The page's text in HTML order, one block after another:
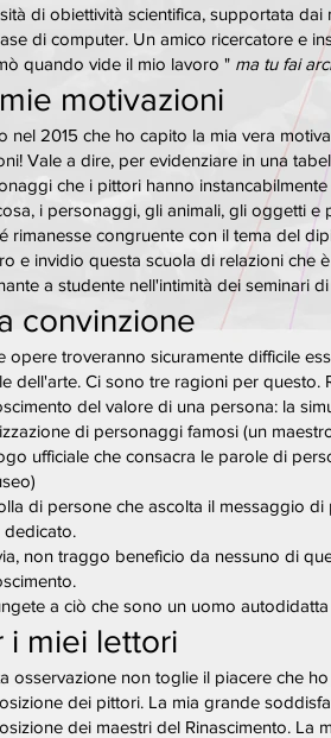
di obiettività scientifica, supportata
di computer. Un amico ricercatore e
quando vide il mio lavoro " ma tu fai
motivazioni
nel 2015 che ho capito la mia vera
Vale a dire, per evidenziare in una
che i pittori hanno
i personaggi, gli animali, gli oggetti e
rimanesse congruente con il tema del
e invidio questa scuola di relazioni che
a studente nell'intimità dei seminari
convinzione
opere troveranno sicuramente difficile
dell'arte. Ci sono tre ragioni per questo.
del valore di una persona: la
di personaggi famosi (un
ufficiale che consacra le parole di
di persone che ascolta il messaggio
dedicato.
non traggo beneficio da nessuno di
a ciò che sono un uomo
i miei lettori
osservazione non toglie il piacere che
dei pittori. La mia grande
dei maestri del Rinascimento. La